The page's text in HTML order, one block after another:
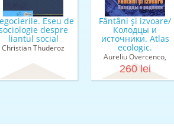
Eseu de
despre
liantul social
Christian Thuderoz
Fântâni şi izvoare/
Колодцы и
источники. Atlas
ecologic.
Aureliu Overcenco,
Constantin Mihailescu,
Oleg Bogdevici, Gavril
260 lei